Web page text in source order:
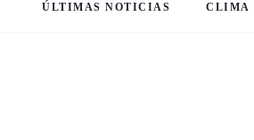
ÚLTIMAS NOTICIAS CLIMA